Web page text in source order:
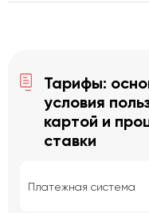
Тарифы:
условия
картой и
ставки
Платежная система